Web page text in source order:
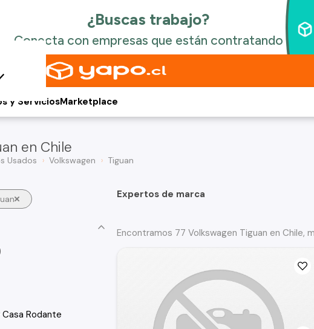
y ServiciosMarketplace
en Chile
Usados Volkswagen Tiguan
Rodante
Expertos de marca
Encontramos 77 Volkswagen Tiguan en Chile,